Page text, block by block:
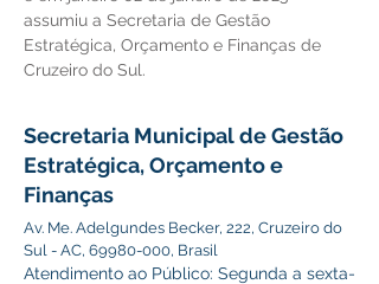
assumiu a Secretaria de Gestão
Estratégica, Orçamento e Finanças de
Cruzeiro do Sul.
Secretaria Municipal de Gestão
Estratégica, Orçamento e
Finanças
Av. Me. Adelgundes Becker, 222, Cruzeiro do
Sul - AC, 69980-000, Brasil
Atendimento ao Público: Segunda a sexta-